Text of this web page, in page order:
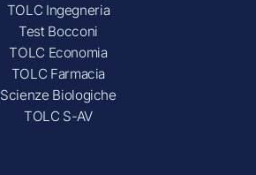
TOLC Ingegneria
Test Bocconi
TOLC Economia
TOLC Farmacia
Scienze Biologiche
TOLC S-AV